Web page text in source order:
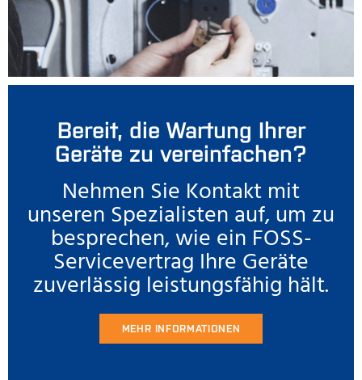
Bereit, die Wartung Ihrer
Geräte zu vereinfachen?
Nehmen Sie Kontakt mit
unseren Spezialisten auf, um zu
besprechen, wie ein FOSS-
Servicevertrag Ihre Geräte
zuverlässig leistungsfähig hält.
MEHR INFORMATIONEN